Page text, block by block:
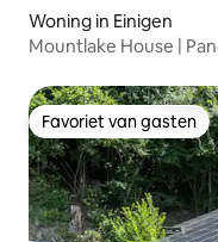
Woning in Einigen
Mountlake House |
Favoriet van gasten
Favoriet van gasten